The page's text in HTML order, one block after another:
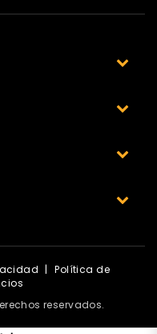
|
Política de
reservados.